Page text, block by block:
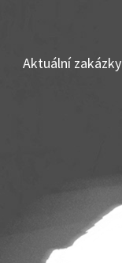
Aktuální zakázky